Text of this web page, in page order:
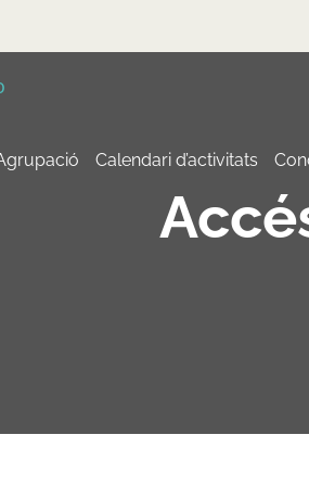
Agrupació Calendari d’activitats